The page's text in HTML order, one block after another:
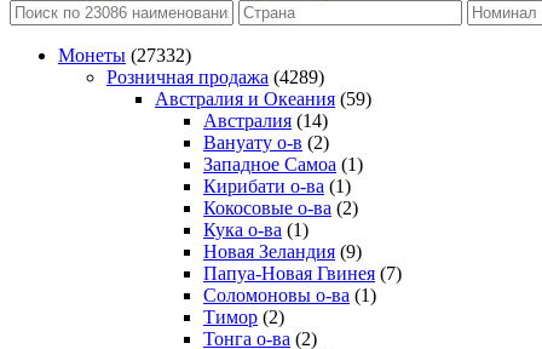
Монеты (27332)
Розничная продажа (4289)
Австралия и Океания (59)
Австралия (14)
Вануату о-в (2)
Западное Самоа (1)
Кирибати о-ва (1)
Кокосовые о-ва (2)
Кука о-ва (1)
Новая Зеландия (9)
Папуа-Новая Гвинея (7)
Соломоновы о-ва (1)
Тимор (2)
Тонга о-ва (2)